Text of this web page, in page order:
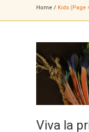
Home / Kids (Page
Viva la